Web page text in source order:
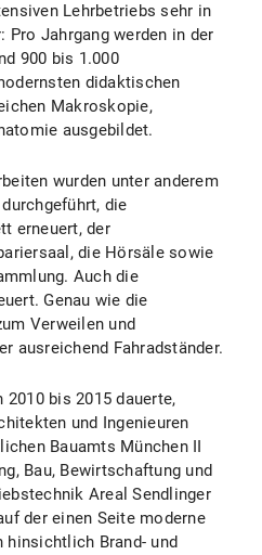
Lehrbetriebs sehr in
Pro Jahrgang werden in der
900 bis 1.000
didaktischen
Makroskopie,
ausgebildet.
wurden unter anderem
die
erneuert, der
die Hörsäle sowie
Auch die
Genau wie die
Verweilen und
ausreichend Fahradständer.
2010 bis 2015 dauerte,
und Ingenieuren
Bauamts München II
Bau, Bewirtschaftung und
Areal Sendlinger
der einen Seite moderne
hinsichtlich Brand- und